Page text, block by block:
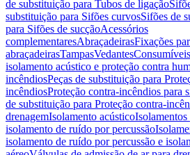
de substituição para Tubos de ligação
substituição para Sifões curvosSifões de
para Sifões de sucçãoAcessórios
complementaresAbraçadeirasFixações
abraçadeirasTampasVedantesConsumíveis
isolamento acústico e proteção contra
incêndiosPeças de substituição para
incêndiosProteção contra-incêndios para
de substituição para Proteção contra-
drenagemIsolamento acústico
isolamento de ruído por percussão
isolamento de ruído por percussão e